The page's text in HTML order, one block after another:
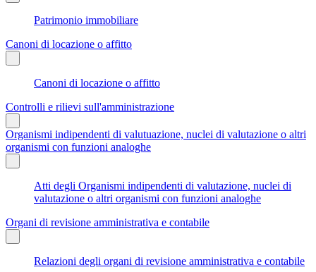
Patrimonio immobiliare
Canoni di locazione o affitto
Canoni di locazione o affitto
Controlli e rilievi sull'amministrazione
Organismi indipendenti di valutuazione, nuclei di valutazione o altri
organismi con funzioni analoghe
Atti degli Organismi indipendenti di valutazione, nuclei di
valutazione o altri organismi con funzioni analoghe
Organi di revisione amministrativa e contabile
Relazioni degli organi di revisione amministrativa e contabile